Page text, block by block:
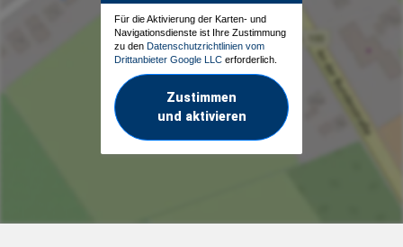
Für die Aktivierung der Karten- und
Navigationsdienste ist Ihre Zustimmung
zu den Datenschutzrichtlinien vom
Drittanbieter Google LLC erforderlich.
Zustimmen
und aktivieren